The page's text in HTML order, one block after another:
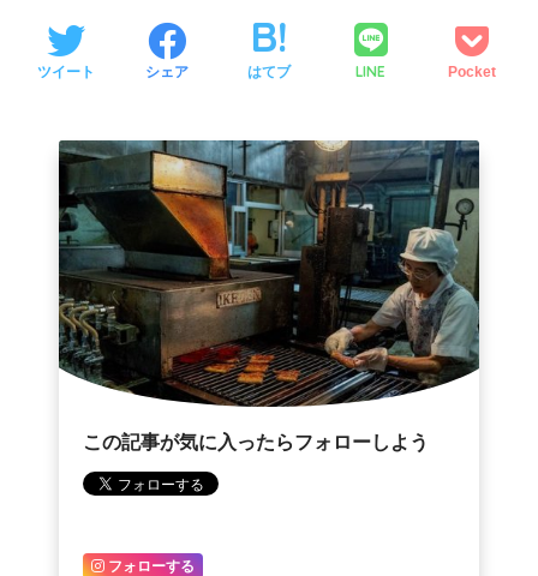
ツイート シェア はてブ LINE Pocket
この記事が気に入ったらフォローしよう
フォローする